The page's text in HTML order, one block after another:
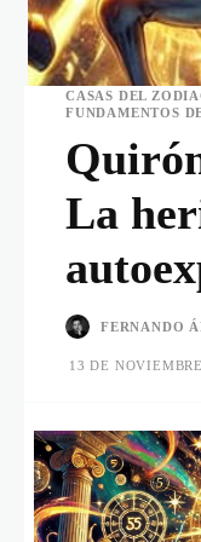
CASAS DEL
FUNDAMENTOS
La
FERNANDO
13 DE